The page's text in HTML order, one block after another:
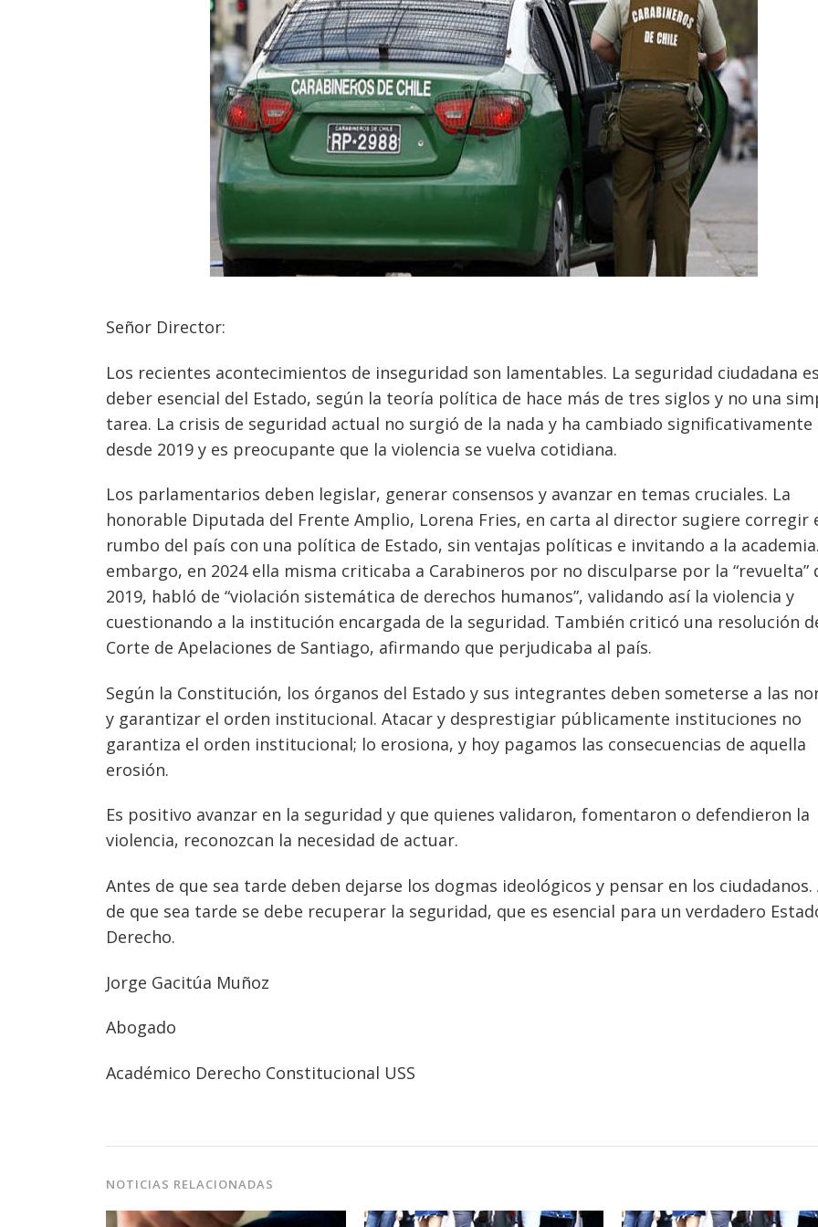
Señor Director:
Los recientes acontecimientos de inseguridad son lamentables. La seguridad ciudadana
deber esencial del Estado, según la teoría política de hace más de tres siglos y no una
tarea. La crisis de seguridad actual no surgió de la nada y ha cambiado significativamente
desde 2019 y es preocupante que la violencia se vuelva cotidiana.
Los parlamentarios deben legislar, generar consensos y avanzar en temas cruciales. La
honorable Diputada del Frente Amplio, Lorena Fries, en carta al director sugiere corregir
rumbo del país con una política de Estado, sin ventajas políticas e invitando a la
embargo, en 2024 ella misma criticaba a Carabineros por no disculparse por la “revuelta”
2019, habló de “violación sistemática de derechos humanos”, validando así la violencia y
cuestionando a la institución encargada de la seguridad. También criticó una resolución
Corte de Apelaciones de Santiago, afirmando que perjudicaba al país.
Según la Constitución, los órganos del Estado y sus integrantes deben someterse a las
y garantizar el orden institucional. Atacar y desprestigiar públicamente instituciones no
garantiza el orden institucional; lo erosiona, y hoy pagamos las consecuencias de aquella
erosión.
Es positivo avanzar en la seguridad y que quienes validaron, fomentaron o defendieron la
violencia, reconozcan la necesidad de actuar.
Antes de que sea tarde deben dejarse los dogmas ideológicos y pensar en los ciudadanos.
de que sea tarde se debe recuperar la seguridad, que es esencial para un verdadero
Derecho.
Jorge Gacitúa Muñoz
Abogado
Académico Derecho Constitucional USS
NOTICIAS RELACIONADAS
Navegación